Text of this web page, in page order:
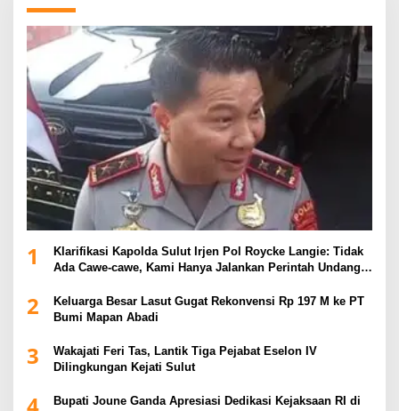
1
Klarifikasi Kapolda Sulut Irjen Pol Roycke Langie: Tidak
Ada Cawe-cawe, Kami Hanya Jalankan Perintah Undang-
2
Keluarga Besar Lasut Gugat Rekonvensi Rp 197 M ke PT
Bumi Mapan Abadi
3
Wakajati Feri Tas, Lantik Tiga Pejabat Eselon IV
Dilingkungan Kejati Sulut
Bupati Joune Ganda Apresiasi Dedikasi Kejaksaan RI di